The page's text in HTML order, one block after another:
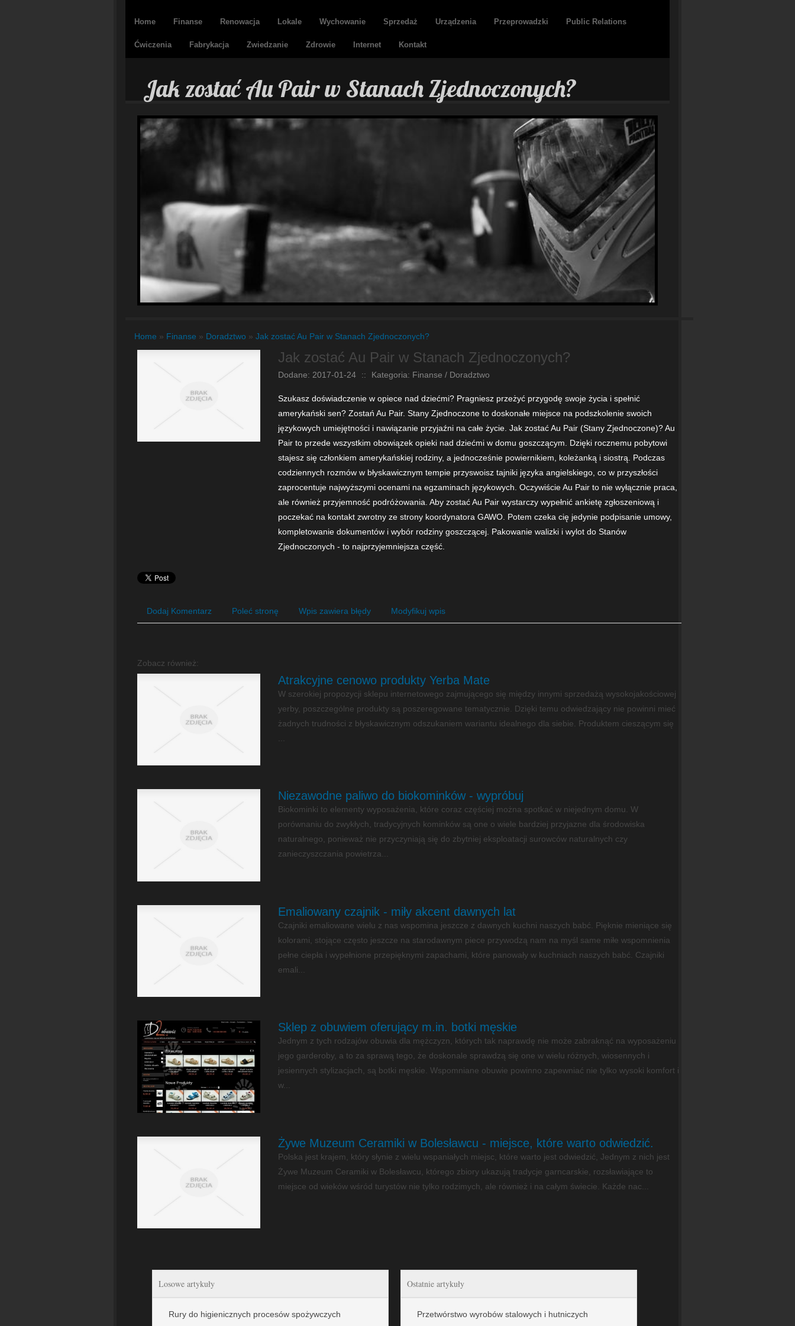
Home Finanse Renowacja Lokale Wychowanie Sprzedaż Urządzenia Przeprowadzki Public Relations
Ćwiczenia Fabrykacja Zwiedzanie Zdrowie Internet Kontakt
Jak zostać Au Pair w Stanach Zjednoczonych?
Home » Finanse » Doradztwo » Jak zostać Au Pair w Stanach Zjednoczonych?
Jak zostać Au Pair w Stanach Zjednoczonych?
Dodane: 2017-01-24 :: Kategoria: Finanse / Doradztwo
Szukasz doświadczenie w opiece nad dziećmi? Pragniesz przeżyć przygodę swoje życia i spełnić
amerykański sen? Zostań Au Pair. Stany Zjednoczone to doskonałe miejsce na podszkolenie swoich
językowych umiejętności i nawiązanie przyjaźni na całe życie. Jak zostać Au Pair (Stany Zjednoczone)? Au
Pair to przede wszystkim obowiązek opieki nad dziećmi w domu goszczącym. Dzięki rocznemu pobytowi
stajesz się członkiem amerykańskiej rodziny, a jednocześnie powiernikiem, koleżanką i siostrą. Podczas
codziennych rozmów w błyskawicznym tempie przyswoisz tajniki języka angielskiego, co w przyszłości
zaprocentuje najwyższymi ocenami na egzaminach językowych. Oczywiście Au Pair to nie wyłącznie praca,
ale również przyjemność podróżowania. Aby zostać Au Pair wystarczy wypełnić ankietę zgłoszeniową i
poczekać na kontakt zwrotny ze strony koordynatora GAWO. Potem czeka cię jedynie podpisanie umowy,
kompletowanie dokumentów i wybór rodziny goszczącej. Pakowanie walizki i wylot do Stanów
Zjednoczonych - to najprzyjemniejsza część.
Dodaj Komentarz Poleć stronę Wpis zawiera błędy Modyfikuj wpis
Zobacz również:
Atrakcyjne cenowo produkty Yerba Mate
W szerokiej propozycji sklepu internetowego zajmującego się między innymi sprzedażą wysokojakościowej
yerby, poszczególne produkty są poszeregowane tematycznie. Dzięki temu odwiedzający nie powinni mieć
żadnych trudności z błyskawicznym odszukaniem wariantu idealnego dla siebie. Produktem cieszącym się
Niezawodne paliwo do biokominków - wypróbuj
Biokominki to elementy wyposażenia, które coraz częściej można spotkać w niejednym domu. W
porównaniu do zwykłych, tradycyjnych kominków są one o wiele bardziej przyjazne dla środowiska
naturalnego, ponieważ nie przyczyniają się do zbytniej eksploatacji surowców naturalnych czy
zanieczyszczania powietrza...
Emaliowany czajnik - miły akcent dawnych lat
Czajniki emaliowane wielu z nas wspomina jeszcze z dawnych kuchni naszych babć. Pięknie mieniące się
kolorami, stojące często jeszcze na starodawnym piece przywodzą nam na myśl same miłe wspomnienia
pełne ciepła i wypełnione przepięknymi zapachami, które panowały w kuchniach naszych babć. Czajniki
emali...
Sklep z obuwiem oferujący m.in. botki męskie
Jednym z tych rodzajów obuwia dla mężczyzn, których tak naprawdę nie może zabraknąć na wyposażeniu
jego garderoby, a to za sprawą tego, że doskonale sprawdzą się one w wielu różnych, wiosennych i
jesiennych stylizacjach, są botki męskie. Wspomniane obuwie powinno zapewniać nie tylko wysoki komfort i
w...
Żywe Muzeum Ceramiki w Bolesławcu - miejsce, które warto odwiedzić.
Polska jest krajem, który słynie z wielu wspaniałych miejsc, które warto jest odwiedzić, Jednym z nich jest
Żywe Muzeum Ceramiki w Bolesławcu, którego zbiory ukazują tradycje garncarskie, rozsławiające to
miejsce od wieków wśród turystów nie tylko rodzimych, ale również i na całym świecie. Każde nac...
Losowe artykuły
Rury do higienicznych procesów spożywczych
Ostatnie artykuły
Przetwórstwo wyrobów stalowych i hutniczych